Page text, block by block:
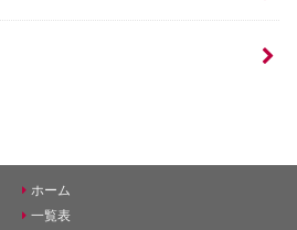
ホーム
一覧表